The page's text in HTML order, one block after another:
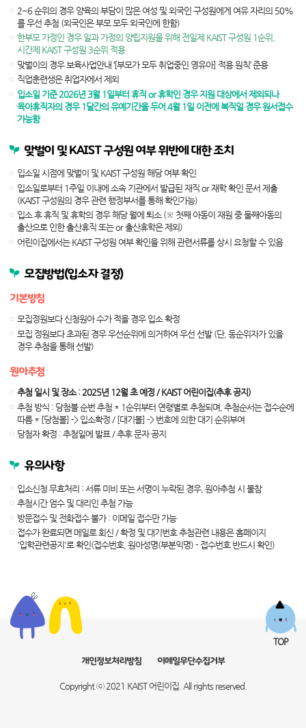
2~6 순위의 경우 양육의 부담이 많은 여성 및 외국인 구성원에게 여유 자리의 50%
를 우선 추첨 (외국인은 부모 모두 외국인에 한함)
한부모 가정인 경우 일과 가정의 양립지원을 위해 전일제 KAIST 구성원 1순위,
시간제 KAIST 구성원 3순위 적용
맞벌이의 경우 보육사업안내 ‘[부모가 모두 취업중인 영유아] 적용 원칙’ 준용
직업훈련생은 취업자에서 제외
입소일 기준 2026년 3월 1일부터 휴직 or 휴학인 경우 지원 대상에서 제외되나
육아휴직자의 경우 1달간의 유예기간을 두어 4월 1일 이전에 복직일 경우 원서접수
가능함
맞벌이 및 KAIST 구성원 여부 위반에 대한 조치
입소일 시점에 맞벌이 및 KAIST 구성원 해당 여부 확인
입소일로부터 1주일 이내에 소속 기관에서 발급된 재직 or 재학 확인 문서 제출
(KAIST 구성원의 경우 관련 행정부서를 통해 확인가능)
입소 후 휴직 및 휴학의 경우 해당 월에 퇴소 (※ 첫째 아동이 재원 중 둘째아동의
출산으로 인한 출산휴직 또는 or 출산휴학은 제외)
어린이집에서는 KAIST 구성원 여부 확인을 위해 관련서류를 상시 요청할 수 있음
모집방법(입소자 결정)
기본방침
모집정원보다 신청원아 수가 적을 경우 입소 확정
모집 정원보다 초과된 경우 우선순위에 의거하여 우선 선발 (단, 동순위자가 있을
경우 추첨을 통해 선발)
원아추첨
추첨 일시 및 장소 : 2025년 12월 초 예정 / KAIST 어린이집(추후 공지)
추첨 방식 : 당첨볼 순번 추첨 * 1순위부터 연령별로 추첨되며, 추첨순서는 접수순에
따름 * [당첨볼] -> 입소확정 / [대기볼] -> 번호에 의한 대기 순위부여
당첨자 확정 : 추첨일에 발표 / 추후 문자 공지
유의사항
입소신청 무효처리 : 서류 미비 또는 서명이 누락된 경우, 원아추첨 시 불참
추첨시간 엄수 및 대리인 추첨 가능
방문접수 및 전화접수 불가 : 이메일 접수만 가능
접수가 완료되면 메일로 회신 / 확정 및 대기번호 추첨관련 내용은 홈페이지
'입학관련공지'로 확인(접수번호, 원아성명(부분익명) - 접수번호 반드시 확인)
개인정보처리방침 이메일무단수집거부
Copyright ⓒ 2021 KAIST 어린이집. All rights reserved.
TOP